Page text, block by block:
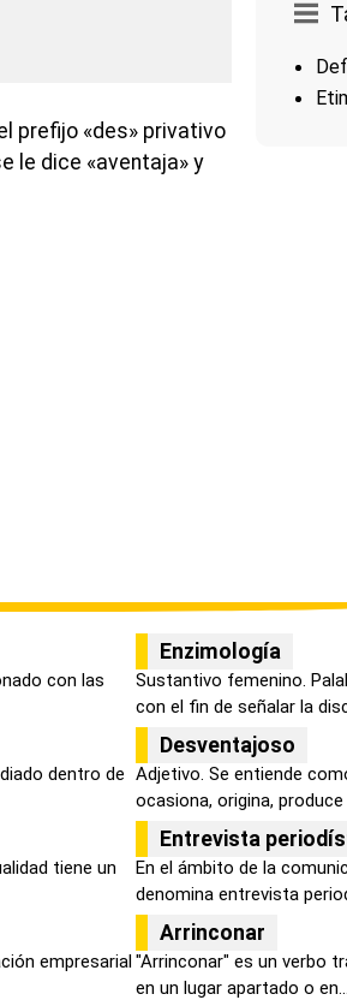
prefijo «des» privativo
le dice «aventaja» y
con las
Enzimología
Sustantivo femenino.
con el fin de señalar la
dentro de
Desventajoso
Adjetivo. Se entiende
ocasiona, origina, produce
tiene un
Entrevista
En el ámbito de la
denomina entrevista
empresarial
Arrinconar
"Arrinconar" es un verbo
en un lugar apartado o en...